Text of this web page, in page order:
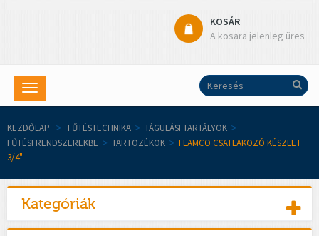
KOSÁR
A kosara jelenleg üres
Toggle
navigation
KEZDŐLAP > FŰTÉSTECHNIKA > TÁGULÁSI TARTÁLYOK >
FŰTÉSI RENDSZEREKBE > TARTOZÉKOK > FLAMCO CSATLAKOZÓ KÉSZLET
3/4"
Kategóriák